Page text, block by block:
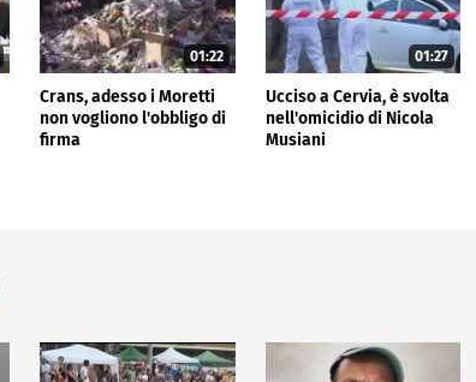
01:22
Crans, adesso i Moretti
non vogliono l'obbligo di
firma
01:27
Ucciso a Cervia, è svolta
nell'omicidio di Nicola
Musiani